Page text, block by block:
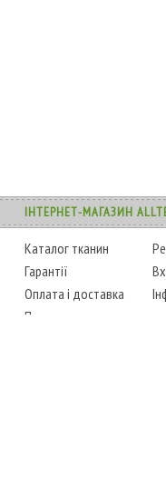
ІНТЕРНЕТ-МАГАЗИН
Каталог тканин
Гарантії
Оплата і доставка
Повернення товару